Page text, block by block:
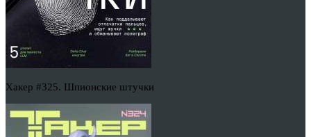
Хакер #325. Шпионские штучки